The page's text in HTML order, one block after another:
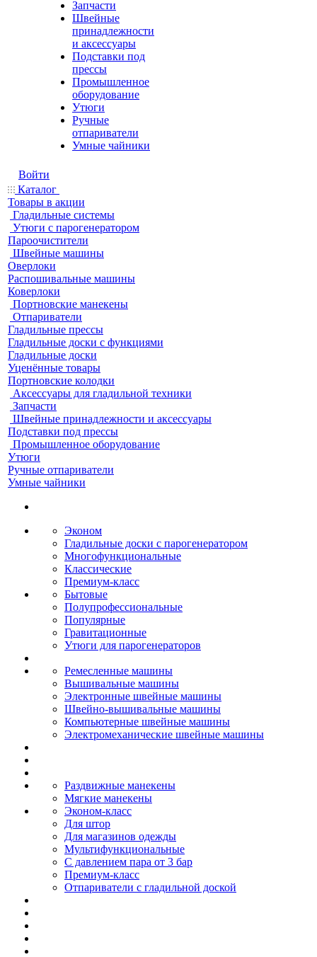
Запчасти
Швейные
принадлежности
и аксессуары
Подставки под
прессы
Промышленное
оборудование
Утюги
Ручные
отпариватели
Умные чайники
Войти
Каталог
Товары в акции
Гладильные системы
Утюги с парогенератором
Пароочистители
Швейные машины
Оверлоки
Распошивальные машины
Коверлоки
Портновские манекены
Отпариватели
Гладильные прессы
Гладильные доски с функциями
Гладильные доски
Уценённые товары
Портновские колодки
Аксессуары для гладильной техники
Запчасти
Швейные принадлежности и аксессуары
Подставки под прессы
Промышленное оборудование
Утюги
Ручные отпариватели
Умные чайники
Эконом
Гладильные доски с парогенератором
Многофункциональные
Классические
Премиум-класс
Бытовые
Полупрофессиональные
Популярные
Гравитационные
Утюги для парогенераторов
Ремесленные машины
Вышивальные машины
Электронные швейные машины
Швейно-вышивальные машины
Компьютерные швейные машины
Электромеханические швейные машины
Раздвижные манекены
Мягкие манекены
Эконом-класс
Для штор
Для магазинов одежды
Мультифункциональные
С давлением пара от 3 бар
Премиум-класс
Отпариватели с гладильной доской